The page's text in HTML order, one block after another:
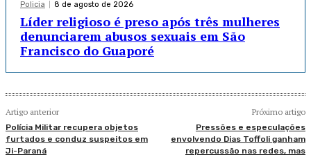
Policia 8 de agosto de 2026
Líder religioso é preso após três mulheres
denunciarem abusos sexuais em São
Francisco do Guaporé
Artigo anterior
Polícia Militar recupera objetos
furtados e conduz suspeitos em
Ji-Paraná
Próximo artigo
Pressões e especulações
envolvendo Dias Toffoli ganham
repercussão nas redes, mas